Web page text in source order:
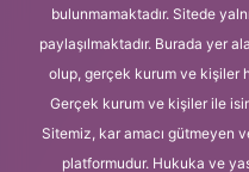
bulunmamaktadır. Sitede
paylaşılmaktadır. Burada yer
olup, gerçek kurum ve kişiler
Gerçek kurum ve kişiler ile
Sitemiz, kar amacı gütmeyen
platformudur. Hukuka ve